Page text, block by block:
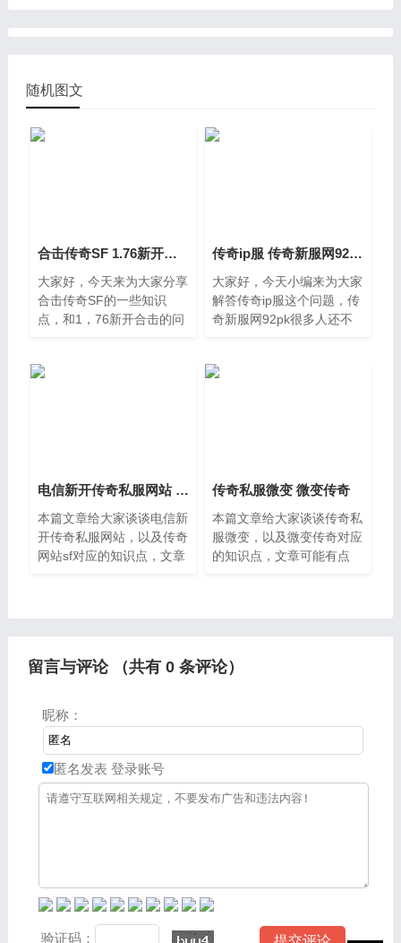
随机图文
合击传奇SF 1.76新开合击
大家好，今天来为大家分享
合击传奇SF的一些知识
点，和1，76新开合击的问
楚的话可以看看本篇文章，
传奇ip服 传奇新服网92pk
大家好，今天小编来为大家
解答传奇ip服这个问题，传
奇新服网92pk很多人还不
界》私服还有出路吗现在的
电信新开传奇私服网站 传奇网站sf
本篇文章给大家谈谈电信新
开传奇私服网站，以及传奇
网站sf对应的知识点，文章
传奇私服微变 微变传奇
本篇文章给大家谈谈传奇私
服微变，以及微变传奇对应
的知识点，文章可能有点
留言与评论 （共有 0条评论）
昵称：
匿名发表 登录账号
验证码：